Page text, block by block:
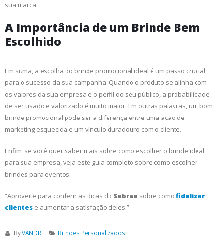
sua marca.
A Importância de um Brinde Bem
Escolhido
Em suma, a escolha do brinde promocional ideal é um passo crucial
para o sucesso da sua campanha. Quando o produto se alinha com
os valores da sua empresa e o perfil do seu público, a probabilidade
de ser usado e valorizado é muito maior. Em outras palavras, um bom
brinde promocional pode ser a diferença entre uma ação de
marketing esquecida e um vínculo duradouro com o cliente.
Enfim, se você quer saber mais sobre como escolher o brinde ideal
para sua empresa, veja este guia completo sobre como escolher
brindes para eventos.
“Aproveite para conferir as dicas do Sebrae sobre como fidelizar
clientes e aumentar a satisfação deles.”
ByVANDRE
Brindes Personalizados